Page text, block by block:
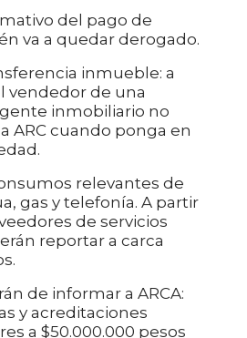
del pago de
va a quedar derogado.
inmueble: a
vendedor de una
inmobiliario no
ARC cuando ponga en
relevantes de
gas y telefonía. A partir
de servicios
reportar a carca
de informar a ARCA:
y acreditaciones
a $50.000.000 pesos